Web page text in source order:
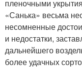
пленочными
«Санька» весьма
несомненные
и недостатки,
дальнейшего
более удачных